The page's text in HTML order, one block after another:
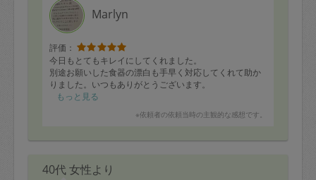
Marlyn
評価：
今日もとてもキレイにしてくれました。
別途お願いした食器の漂白も手早く対応してくれて助か
りました。いつもありがとうございます。
もっと見る
※依頼者の依頼当時の主観的な感想です。
40代 女性より